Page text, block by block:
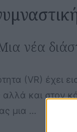
νέα
(VR) έχει
και στον
μια …